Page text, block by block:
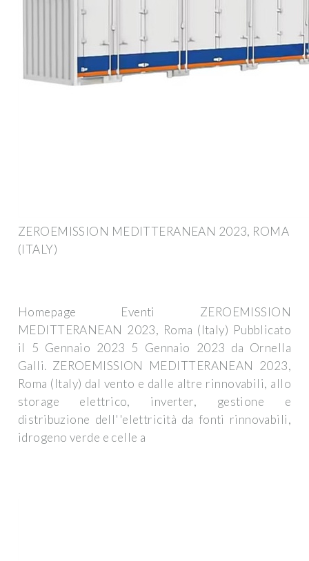
ZEROEMISSION MEDITTERANEAN 2023, ROMA
(ITALY)
Homepage Eventi ZEROEMISSION
MEDITTERANEAN 2023, Roma (Italy) Pubblicato
il 5 Gennaio 2023 5 Gennaio 2023 da Ornella
Galli. ZEROEMISSION MEDITTERANEAN 2023,
Roma (Italy) dal vento e dalle altre rinnovabili, allo
storage elettrico, inverter, gestione e
distribuzione dell''elettricità da fonti rinnovabili,
idrogeno verde e celle a